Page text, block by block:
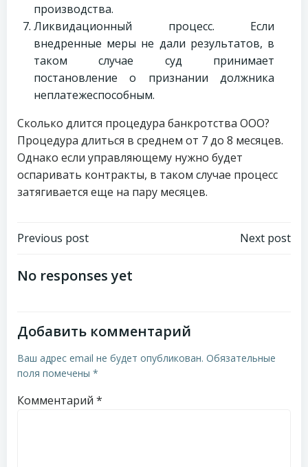
производства.
Ликвидационный процесс. Если
внедренные меры не дали результатов, в
таком случае суд принимает
постановление о признании должника
неплатежеспособным.
Сколько длится процедура банкротства ООО?
Процедура длиться в среднем от 7 до 8 месяцев.
Однако если управляющему нужно будет
оспаривать контракты, в таком случае процесс
затягивается еще на пару месяцев.
Навигация
по
Previous post
Навигация
Next post
No responses yet
Добавить комментарий
Ваш адрес email не будет опубликован. Обязательные
поля помечены *
Комментарий *